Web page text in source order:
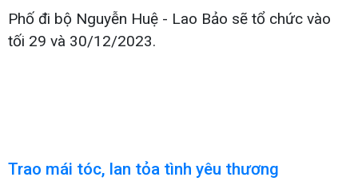
Phố đi bộ Nguyễn Huệ - Lao Bảo sẽ tổ chức vào
tối 29 và 30/12/2023.
Trao mái tóc, lan tỏa tình yêu thương